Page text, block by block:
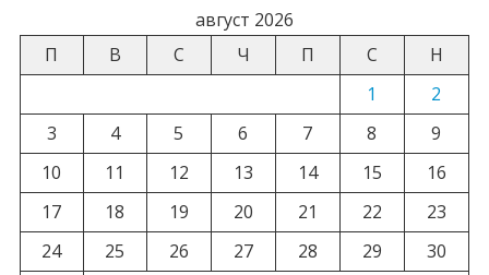
август 2026
П
В С Ч П С
Н
1
2
3
4 5 6 7 8
9
10
11 12 13 14 15
16
17
18 19 20 21 22
23
24
25 26 27 28 29
30